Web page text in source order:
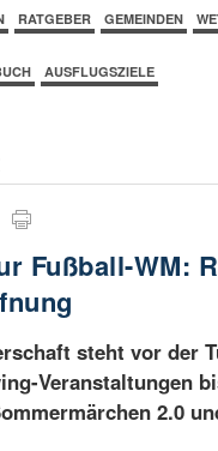
RATGEBER GEMEINDEN
AUSFLUGSZIELE
Fußball-WM:
steht vor der
Veranstaltungen
2.0